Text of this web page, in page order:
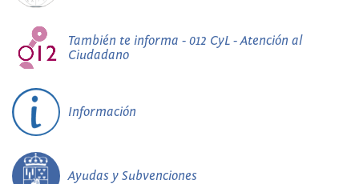
También te informa - 012 CyL - Atención al
Ciudadano
Información
Ayudas y Subvenciones